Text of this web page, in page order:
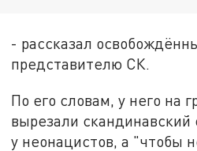
- рассказал
представителю СК.
По его словам, у него на
вырезали
у неонацистов, а "чтобы